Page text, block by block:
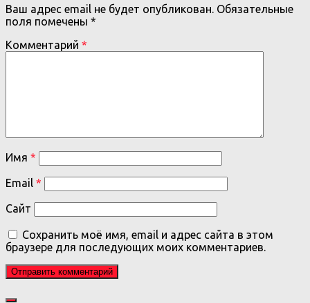
Ваш адрес email не будет опубликован. Обязательные
поля помечены *
Комментарий *
Имя *
Email *
Сайт
Сохранить моё имя, email и адрес сайта в этом
браузере для последующих моих комментариев.